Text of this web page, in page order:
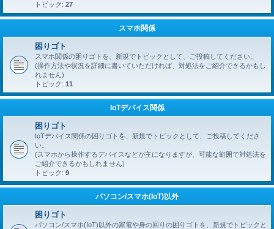
トピック: 27
スマホ関係
困りゴト
スマホ関係の困りゴトを、新規でトピックとして、ご投稿してください。
(操作方法や状況を詳細に書いていただければ、対処法をご紹介できるかもし
れません)
トピック: 11
IoTデバイス関係
困りゴト
IoTデバイス関係の困りゴトを、新規でトピックとして、ご投稿してくださ
い。
(スマホから操作するデバイスなどが主になりますが、可能な範囲で対処法を
ご紹介できるかもしれません)
トピック: 9
パソコン/スマホ(IoT)以外
困りゴト
パソコン/スマホ(IoT)以外の家電や身の回りの困りゴトを、新規でトピックと